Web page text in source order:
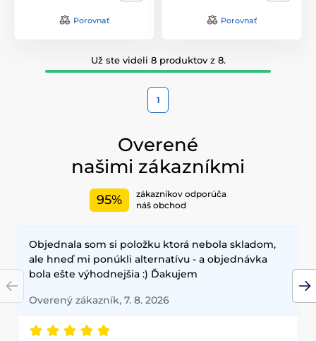
Porovnať Porovnať
Už ste videli 8 produktov z 8.
1
Overené
našimi zákazníkmi
95%
zákazníkov odporúča
náš obchod
Objednala som si položku ktorá nebola skladom,
ale hneď mi ponúkli alternatívu - a objednávka
bola ešte výhodnejšia :) Ďakujem
Overený zákazník, 7. 8. 2026